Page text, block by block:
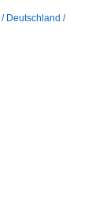
Deutschland /